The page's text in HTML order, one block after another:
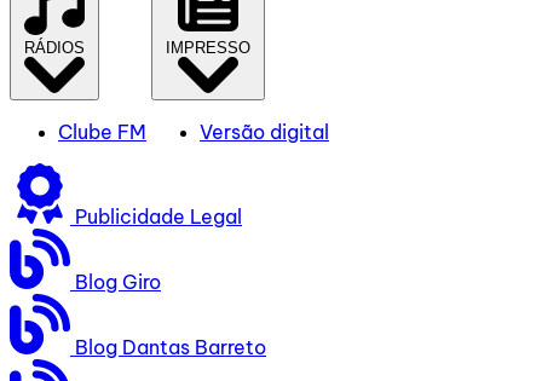
RÁDIOS
Clube FM
IMPRESSO
Versão digital
Publicidade Legal
Blog Giro
Blog Dantas Barreto